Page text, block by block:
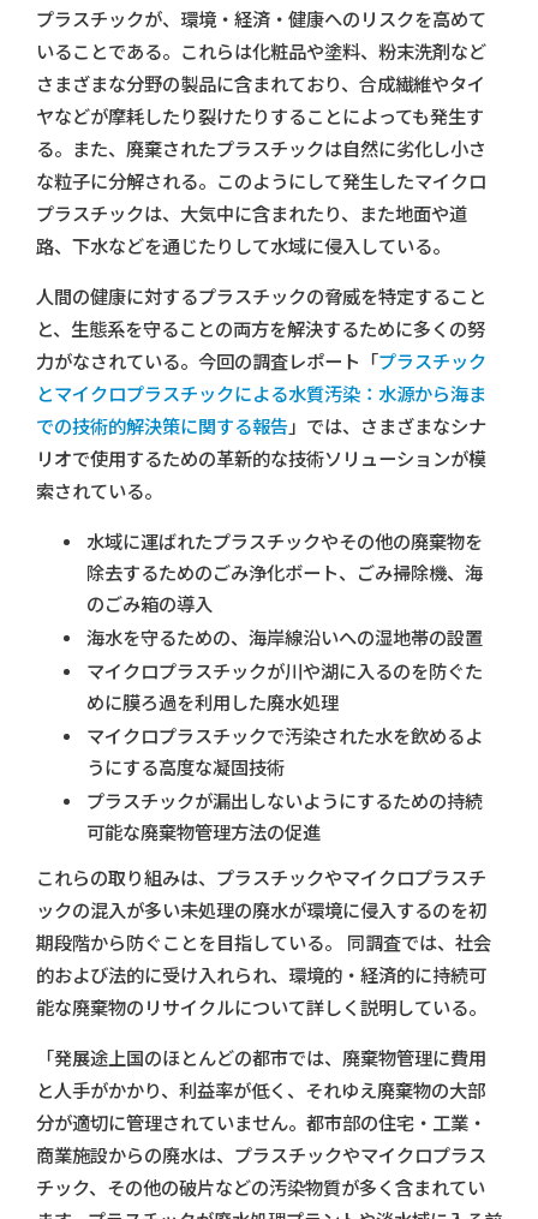
プラスチックが、環境・経済・健康へのリスクを高めて
いることである。これらは化粧品や塗料、粉末洗剤など
さまざまな分野の製品に含まれており、合成繊維やタイ
ヤなどが摩耗したり裂けたりすることによっても発生す
る。また、廃棄されたプラスチックは自然に劣化し小さ
な粒子に分解される。このようにして発生したマイクロ
プラスチックは、大気中に含まれたり、また地面や道
路、下水などを通じたりして水域に侵入している。
人間の健康に対するプラスチックの脅威を特定すること
と、生態系を守ることの両方を解決するために多くの努
力がなされている。今回の調査レポート「プラスチック
とマイクロプラスチックによる水質汚染：水源から海ま
での技術的解決策に関する報告 」では、さまざまなシナ
リオで使用するための革新的な技術ソリューションが模
索されている。
水域に運ばれたプラスチックやその他の廃棄物を
除去するためのごみ浄化ボート、ごみ掃除機、海
のごみ箱の導入
海水を守るための、海岸線沿いへの湿地帯の設置
マイクロプラスチックが川や湖に入るのを防ぐた
めに膜ろ過を利用した廃水処理
マイクロプラスチックで汚染された水を飲めるよ
うにする高度な凝固技術
プラスチックが漏出しないようにするための持続
可能な廃棄物管理方法の促進
これらの取り組みは、プラスチックやマイクロプラスチ
ックの混入が多い未処理の廃水が環境に侵入するのを初
期段階から防ぐことを目指している。 同調査では、社会
的および法的に受け入れられ、環境的・経済的に持続可
能な廃棄物のリサイクルについて詳しく説明している。
「発展途上国のほとんどの都市では、廃棄物管理に費用
と人手がかかり、利益率が低く、それゆえ廃棄物の大部
分が適切に管理されていません。都市部の住宅・工業・
商業施設からの廃水は、プラスチックやマイクロプラス
チック、その他の破片などの汚染物質が多く含まれてい